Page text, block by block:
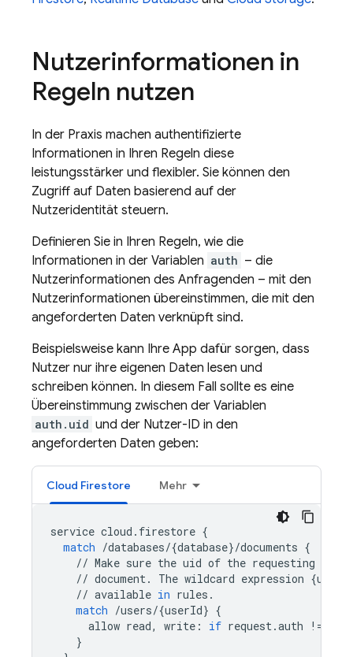
Nutzerinformationen in
Regeln nutzen
In der Praxis machen authentifizierte
Informationen in Ihren Regeln diese
leistungsstärker und flexibler. Sie können den
Zugriff auf Daten basierend auf der
Nutzeridentität steuern.
Definieren Sie in Ihren Regeln, wie die
Informationen in der Variablen auth – die
Nutzerinformationen des Anfragenden – mit den
Nutzerinformationen übereinstimmen, die mit den
angeforderten Daten verknüpft sind.
Beispielsweise kann Ihre App dafür sorgen, dass
Nutzer nur ihre eigenen Daten lesen und
schreiben können. In diesem Fall sollte es eine
Übereinstimmung zwischen der Variablen
auth.uid und der Nutzer-ID in den
angeforderten Daten geben:
Cloud Firestore Mehr
service cloud . firestore {
match /databases/{database}/documents {
// Make sure the uid of the requesting
// document. The wildcard expression {
// available in rules .
match /users/{userId} {
allow read, write : if request.auth !=
}